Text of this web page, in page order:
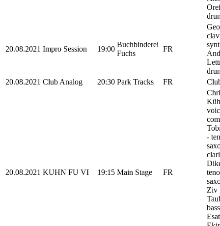
20.08.2021 Impro Session 19:00
Buchbinderei
Fuchs
FR
20.08.2021 Club Analog 20:30 Park Tracks FR
20.08.2021 KUHN FU VI 19:15 Main Stage FR
-
Ziv
Esat